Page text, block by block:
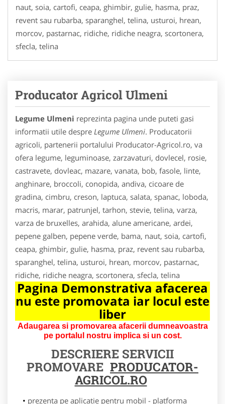
naut, soia, cartofi, ceapa, ghimbir, gulie, hasma, praz,
revent sau rubarba, sparanghel, telina, usturoi, hrean,
morcov, pastarnac, ridiche, ridiche neagra, scortonera,
sfecla, telina
Producator Agricol Ulmeni
Legume Ulmeni reprezinta pagina unde puteti gasi
informatii utile despre Legume Ulmeni. Producatorii
agricoli, partenerii portalului Producator-Agricol.ro, va
ofera legume, leguminoase, zarzavaturi, dovlecel, rosie,
castravete, dovleac, mazare, vanata, bob, fasole, linte,
anghinare, broccoli, conopida, andiva, cicoare de
gradina, cimbru, creson, laptuca, salata, spanac, loboda,
macris, marar, patrunjel, tarhon, stevie, telina, varza,
varza de bruxelles, arahida, alune americane, ardei,
pepene galben, pepene verde, bama, naut, soia, cartofi,
ceapa, ghimbir, gulie, hasma, praz, revent sau rubarba,
sparanghel, telina, usturoi, hrean, morcov, pastarnac,
ridiche, ridiche neagra, scortonera, sfecla, telina
Pagina Demonstrativa afacerea
nu este promovata iar locul este
liber
Adaugarea si promovarea afacerii dumneavoastra
pe portalul nostru implica si un cost.
DESCRIERE SERVICII
PROMOVARE PRODUCATOR-
AGRICOL.RO
prezenta pe aplicatie pentru mobil - platforma